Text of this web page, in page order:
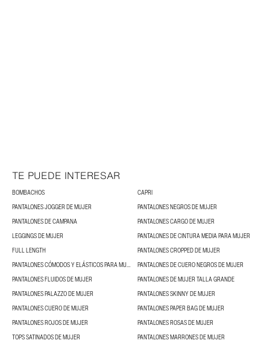
TE PUEDE INTERESAR
BOMBACHOS
CAPRI
PANTALONES JOGGER DE MUJER
PANTALONES NEGROS DE MUJER
PANTALONES DE CAMPANA
PANTALONES CARGO DE MUJER
LEGGINGS DE MUJER
PANTALONES DE CINTURA MEDIA PARA MUJER
FULL LENGTH
PANTALONES CROPPED DE MUJER
PANTALONES CÓMODOS Y ELÁSTICOS PARA MUJER
PANTALONES DE CUERO NEGROS DE MUJER
PANTALONES FLUIDOS DE MUJER
PANTALONES DE MUJER TALLA GRANDE
PANTALONES PALAZZO DE MUJER
PANTALONES SKINNY DE MUJER
PANTALONES CUERO DE MUJER
PANTALONES PAPER BAG DE MUJER
PANTALONES ROJOS DE MUJER
PANTALONES ROSAS DE MUJER
TOPS SATINADOS DE MUJER
PANTALONES MARRONES DE MUJER